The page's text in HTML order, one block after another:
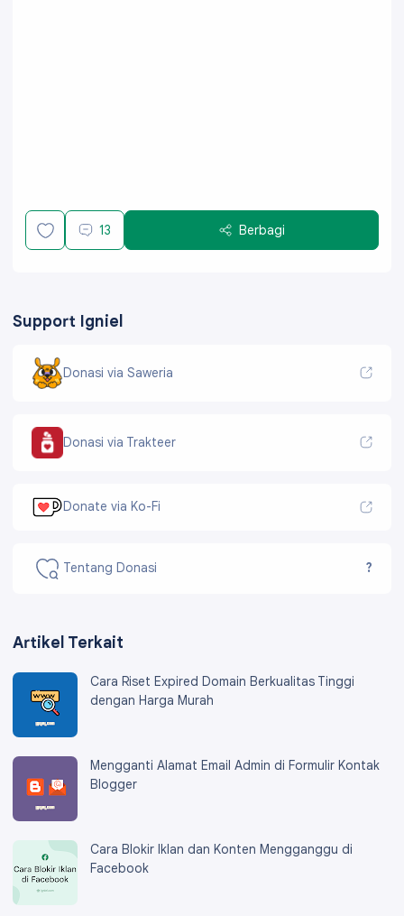
13 Berbagi
Support Igniel
Donasi via Saweria
Donasi via Trakteer
Donate via Ko-Fi
Tentang Donasi ?
Artikel Terkait
Cara Riset Expired Domain Berkualitas Tinggi
dengan Harga Murah
Mengganti Alamat Email Admin di Formulir Kontak
Blogger
Cara Blokir Iklan dan Konten Mengganggu di
Facebook